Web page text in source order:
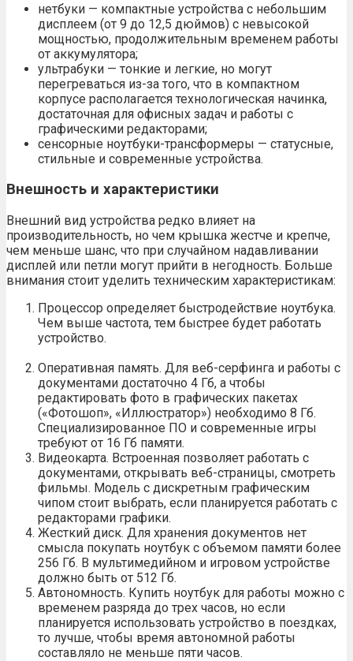
нетбуки — компактные устройства с небольшим
дисплеем (от 9 до 12,5 дюймов) с невысокой
мощностью, продолжительным временем работы
от аккумулятора;
ультрабуки — тонкие и легкие, но могут
перегреваться из-за того, что в компактном
корпусе располагается технологическая начинка,
достаточная для офисных задач и работы с
графическими редакторами;
сенсорные ноутбуки-трансформеры — статусные,
стильные и современные устройства.
Внешность и характеристики
Внешний вид устройства редко влияет на
производительность, но чем крышка жестче и крепче,
чем меньше шанс, что при случайном надавливании
дисплей или петли могут прийти в негодность. Больше
внимания стоит уделить техническим характеристикам:
Процессор определяет быстродействие ноутбука.
Чем выше частота, тем быстрее будет работать
устройство.
Оперативная память. Для веб-серфинга и работы с
документами достаточно 4 Гб, а чтобы
редактировать фото в графических пакетах
(«Фотошоп», «Иллюстратор») необходимо 8 Гб.
Специализированное ПО и современные игры
требуют от 16 Гб памяти.
Видеокарта. Встроенная позволяет работать с
документами, открывать веб-страницы, смотреть
фильмы. Модель с дискретным графическим
чипом стоит выбрать, если планируется работать с
редакторами графики.
Жесткий диск. Для хранения документов нет
смысла покупать ноутбук с объемом памяти более
256 Гб. В мультимедийном и игровом устройстве
должно быть от 512 Гб.
Автономность. Купить ноутбук для работы можно с
временем разряда до трех часов, но если
планируется использовать устройство в поездках,
то лучше, чтобы время автономной работы
составляло не меньше пяти часов.